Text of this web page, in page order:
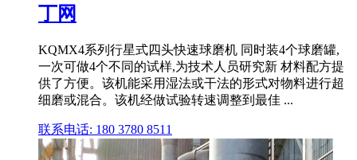
丁网
KQMX4系列行星式四头快速球磨机 同时装4个球磨罐,
一次可做4个不同的试样,为技术人员研究新 材料配方提
供了方便。该机能采用湿法或干法的形式对物料进行超
细磨或混合。该机经做试验转速调整到最佳 ...
联系电话: 180 3780 8511